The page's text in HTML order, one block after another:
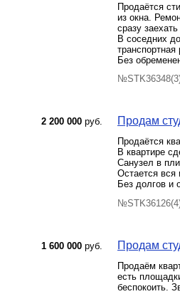
Продаётся
из окна.
сразу заехать
В соседних
транспортная
Без
2 200 000 руб. Продам
Продаётся
В квартире
Санузел в
Остается вся
Без долгов и
1 600 000 руб. Продам
Продаём
есть
беспокоить.